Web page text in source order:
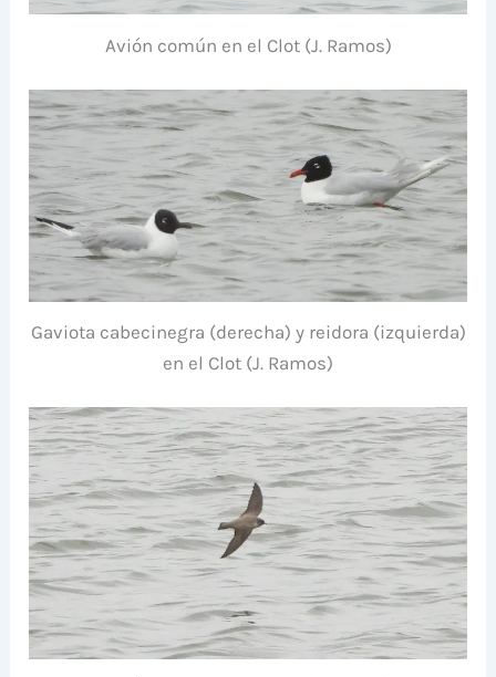
Avión común en el Clot (J. Ramos)
Gaviota cabecinegra (derecha) y reidora (izquierda)
en el Clot (J. Ramos)